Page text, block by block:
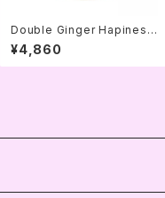
Double Ginger Hapiness
125g缶
¥4,860